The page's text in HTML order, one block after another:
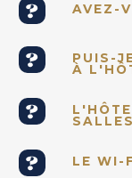
AVEZ-
PUIS-
À
LE WI-